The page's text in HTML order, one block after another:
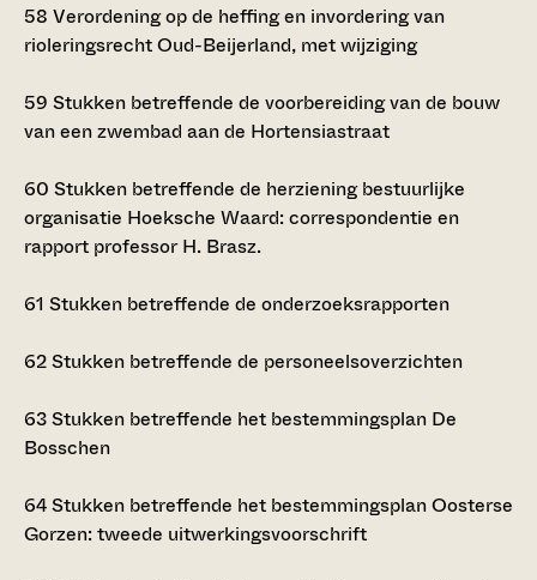
58 Verordening op de heffing en invordering van
rioleringsrecht Oud-Beijerland, met wijziging
59 Stukken betreffende de voorbereiding van de bouw
van een zwembad aan de Hortensiastraat
60 Stukken betreffende de herziening bestuurlijke
organisatie Hoeksche Waard: correspondentie en
rapport professor H. Brasz.
61 Stukken betreffende de onderzoeksrapporten
62Stukken betreffende de personeelsoverzichten
63Stukken betreffende het bestemmingsplan De
Bosschen
64Stukken betreffende het bestemmingsplan Oosterse
Gorzen: tweede uitwerkingsvoorschrift